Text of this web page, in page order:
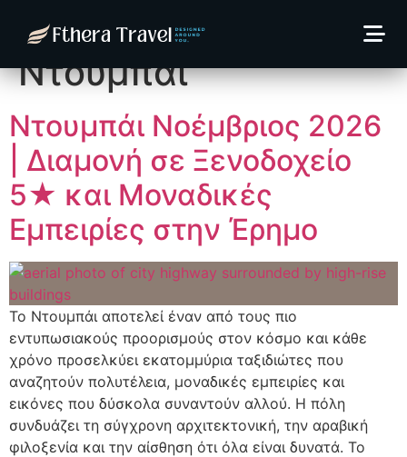
Κατηγορία:
Ντουμπάι
Ντουμπάι Νοέμβριος 2026
| Διαμονή σε Ξενοδοχείο
5★ και Μοναδικές
Εμπειρίες στην Έρημο
Το Ντουμπάι αποτελεί έναν από τους πιο
εντυπωσιακούς προορισμούς στον κόσμο και κάθε
χρόνο προσελκύει εκατομμύρια ταξιδιώτες που
αναζητούν πολυτέλεια, μοναδικές εμπειρίες και
εικόνες που δύσκολα συναντούν αλλού. Η πόλη
συνδυάζει τη σύγχρονη αρχιτεκτονική, την αραβική
φιλοξενία και την αίσθηση ότι όλα είναι δυνατά. Το